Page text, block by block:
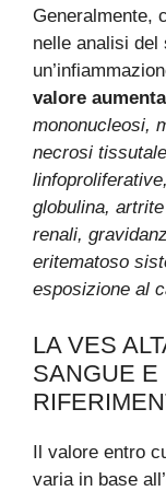
Generalmente,
nelle analisi del
valore
mononucleosi,
necrosi
globulina,
renali,
eritematoso
esposizione al
LA VES
SANGUE E
Il valore entro
varia in base